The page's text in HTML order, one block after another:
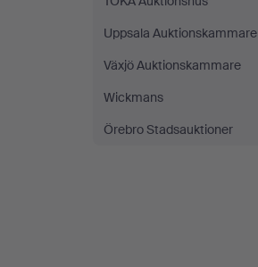
Uppsala Auktionskammare
Växjö Auktionskammare
Wickmans
Örebro Stadsauktioner